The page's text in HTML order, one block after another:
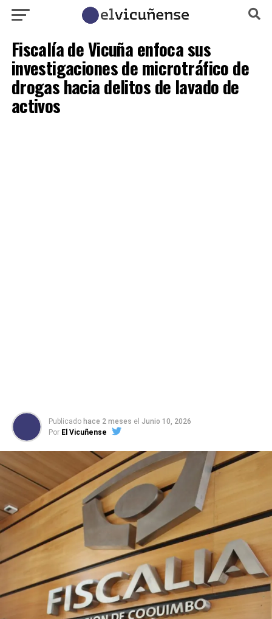
Fiscalía de Vicuña enfoca sus
investigaciones de microtráfico de
drogas hacia delitos de lavado de
activos
Publicado hace 2 meses el Junio 10, 2026
Por El Vicuñense